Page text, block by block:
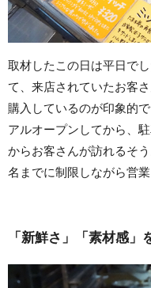
取材したこの日は平日で
て、来店されていたお客
購入しているのが印象的
アルオープンしてから、
からお客さんが訪れるそ
名までに制限しながら営業
「新鮮さ」「素材感」